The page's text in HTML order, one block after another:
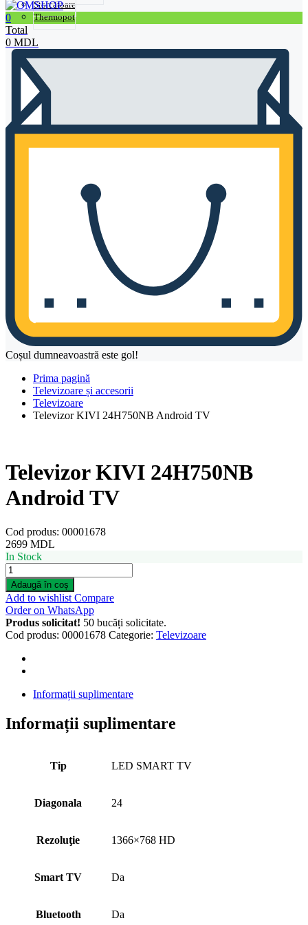
Storcătoare
Thermopot
0
Total
0 MDL
Coșul dumneavoastră este gol!
Prima pagină
Televizoare și accesorii
Televizoare
Televizor KIVI 24H750NB Android TV
Televizor KIVI 24H750NB
Android TV
Cod produs: 00001678
2699 MDL
In Stock
Televizor
KIVI
24H750NB
Android
TV
quantity
Adaugă în coș
Add to wishlist Compare
Order on WhatsApp
Produs solicitat! 50 bucăți solicitate.
Cod produs: 00001678 Categorie: Televizoare
Informații suplimentare
Informații suplimentare
Tip LED SMART TV
Diagonala 24
Rezoluţie 1366×768 HD
Smart TV Da
Bluetooth Da